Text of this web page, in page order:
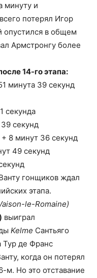
минуту и
потерял Игор
опустился в общем
Армстронгу более
14-го этапа:
минута 39 секунд
секунда
секунд
8 минут 36 секунд
49 секунд
гонщиков ждал
этапа.
le-Romaine)
выиграл
Kelme Сантьяго
Тур де Франс
когда он потерял
м. Но это отставание